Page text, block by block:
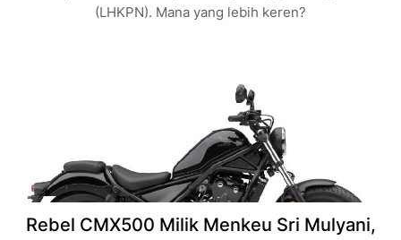
(LHKPN). Mana yang lebih keren?
Rebel CMX500 Milik Menkeu Sri Mulyani,